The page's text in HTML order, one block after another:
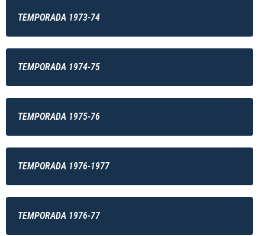
TEMPORADA 1973-74
TEMPORADA 1974-75
TEMPORADA 1975-76
TEMPORADA 1976-1977
TEMPORADA 1976-77